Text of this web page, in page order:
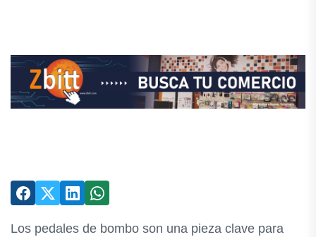
Los pedales de bombo son una pieza clave para